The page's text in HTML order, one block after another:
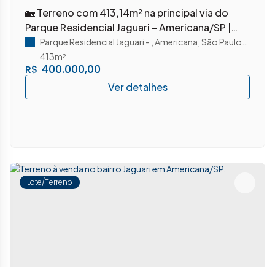
🏡 Terreno com 413,14m² na principal via do
Parque Residencial Jaguari – Americana/SP |
Alto potencial comercial e valorização
R$ 400.000,00
Parque Residencial Jaguari Americana São Paulo
413m²
Lote/Terreno